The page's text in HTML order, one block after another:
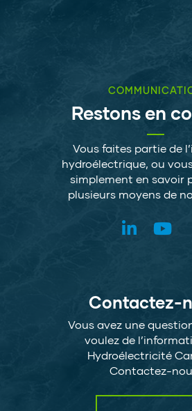
Restons en
Vous faites partie de
hydroélectrique, ou
simplement en savoir
plusieurs moyens de
Contactez-
Vous avez une
voulez de
Hydroélectricité
Contactez-